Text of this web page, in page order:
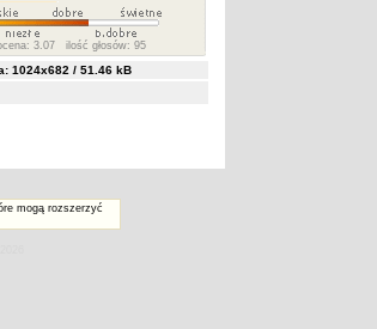
3.07 ilość głosów: 95
1024x682 / 51.46 kB
mogą rozszerzyć